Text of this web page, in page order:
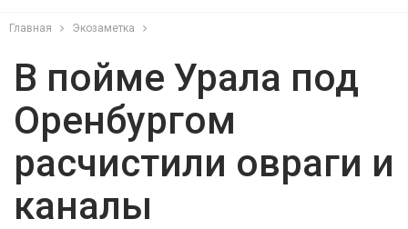
Главная Экозаметка
В пойме Урала под
Оренбургом
расчистили овраги и
каналы